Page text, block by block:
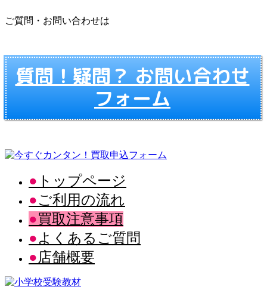
ご質問・お問い合わせは
質問！疑問？ お問い合わせ
フォーム
トップページ
ご利用の流れ
買取注意事項
よくあるご質問
店舗概要